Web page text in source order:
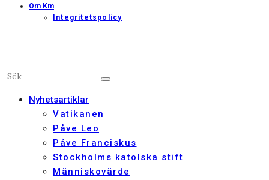
Om Km
Integritetspolicy
Nyhetsartiklar
Vatikanen
Påve Leo
Påve Franciskus
Stockholms katolska stift
Människovärde